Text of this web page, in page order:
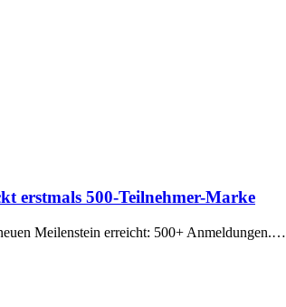
erstmals 500-Teilnehmer-Marke
Meilenstein erreicht: 500+ Anmeldungen.…